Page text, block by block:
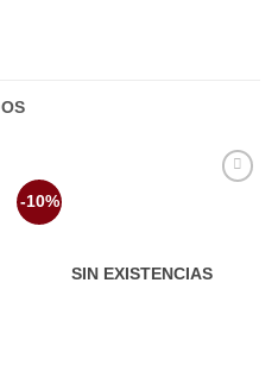
-10%
SIN EXISTENCIAS